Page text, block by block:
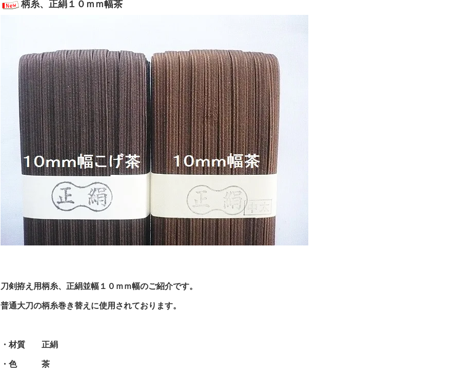
柄糸、正絹１０ｍｍ幅茶
刀剣拵え用柄糸、正絹並幅１０ｍｍ幅のご紹介です。
普通大刀の柄糸巻き替えに使用されております。
・材質 正絹
・色 茶